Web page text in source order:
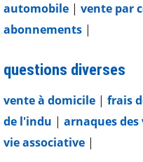
automobile | vente par
abonnements |
questions diverses
vente à domicile | frais
de l'indu | arnaques des
vie associative |